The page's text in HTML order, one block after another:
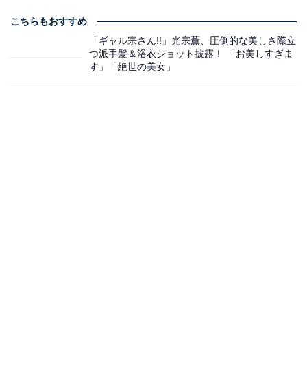
こちらもおすすめ
「ギャル宗さん!!」光宗薫、圧倒的な美しさ際立
つ派手髪＆浴衣ショット披露！ 「お美しすぎま
す」「絶世の美女」